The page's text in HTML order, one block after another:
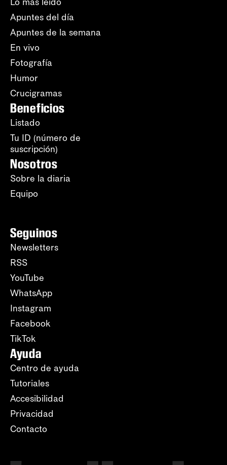
Apuntes del día
Apuntes de la semana
En vivo
Fotografía
Humor
Crucigramas
Beneficios
Listado
Tu ID (número de
suscripción)
Nosotros
Sobre la diaria
Equipo
Seguinos
Newsletters
RSS
YouTube
WhatsApp
Instagram
Facebook
TikTok
Ayuda
Centro de ayuda
Tutoriales
Accesibilidad
Privacidad
Contacto